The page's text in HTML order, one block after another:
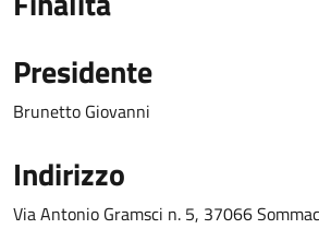
Presidente
Brunetto Giovanni
Indirizzo
Via Antonio Gramsci n. 5, 37066